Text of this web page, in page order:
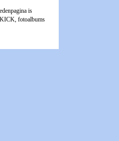
is
KICK, fotoalbums